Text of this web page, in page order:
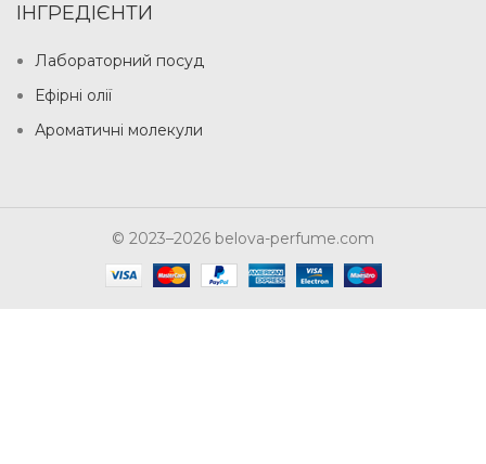
ІНГРЕДІЄНТИ
Лабораторний посуд
Ефірні олії
Ароматичні молекули
© 2023–2026 belova-perfume.com